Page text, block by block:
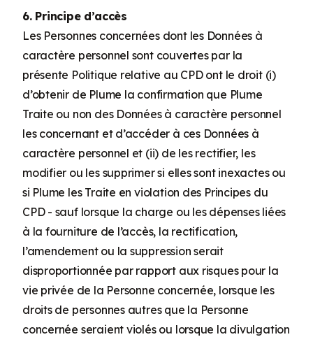
6. Principe d’accès
Les Personnes concernées dont les Données à
caractère personnel sont couvertes par la
présente Politique relative au CPD ont le droit (i)
d’obtenir de Plume la confirmation que Plume
Traite ou non des Données à caractère personnel
les concernant et d’accéder à ces Données à
caractère personnel et (ii) de les rectifier, les
modifier ou les supprimer si elles sont inexactes ou
si Plume les Traite en violation des Principes du
CPD - sauf lorsque la charge ou les dépenses liées
à la fourniture de l’accès, la rectification,
l’amendement ou la suppression serait
disproportionnée par rapport aux risques pour la
vie privée de la Personne concernée, lorsque les
droits de personnes autres que la Personne
concernée seraient violés ou lorsque la divulgation